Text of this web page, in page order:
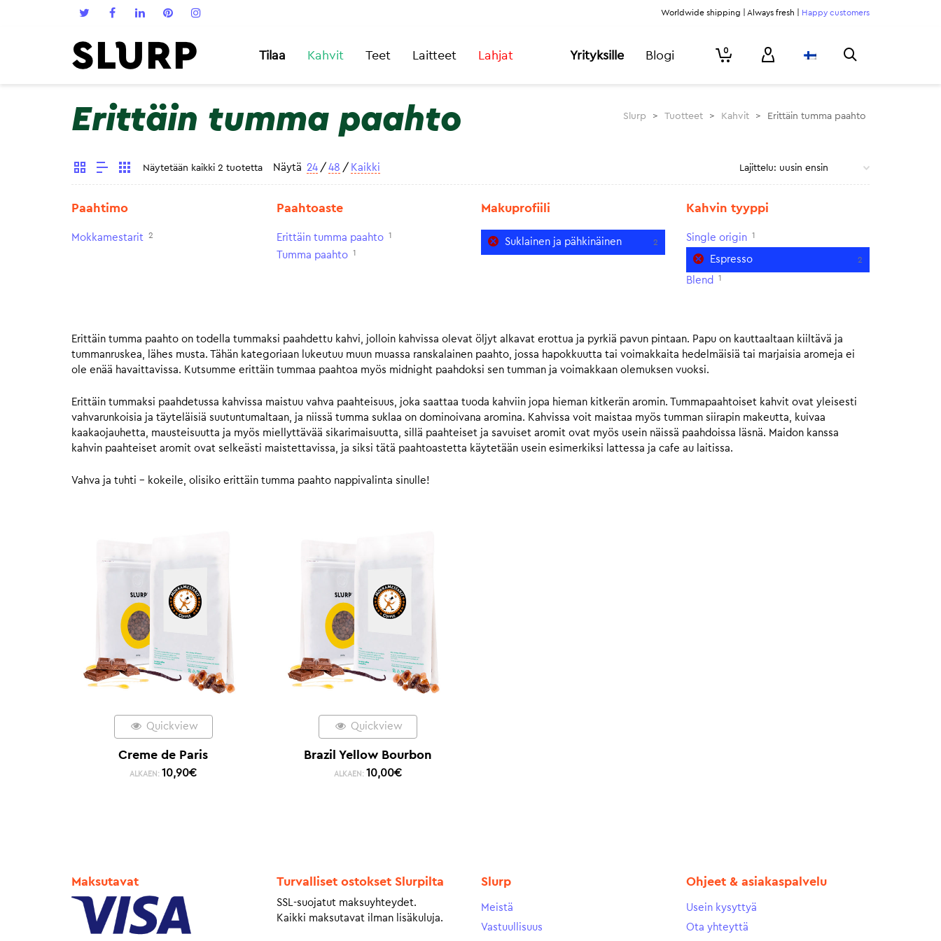
Worldwide shipping | Always fresh | Happy customers
Tilaa Kahvit Teet Laitteet Lahjat Yrityksille Blogi 0
Erittäin tumma paahto Slurp > Tuotteet > Kahvit > Erittäin tumma paahto
Näytetään kaikki 2 tuotetta Näytä 24 / 48 / Kaikki
Paahtimo
Mokkamestarit 2
Paahtoaste
Erittäin tumma paahto 1
Tumma paahto 1
Makuprofiili
Suklainen ja pähkinäinen 2
Kahvin tyyppi
Single origin 1
Espresso 2
Blend 1
Erittäin tumma paahto on todella tummaksi paahdettu kahvi, jolloin kahvissa olevat öljyt alkavat erottua ja pyrkiä pavun pintaan. Papu on kauttaaltaan kiiltävä ja
tummanruskea, lähes musta. Tähän kategoriaan lukeutuu muun muassa ranskalainen paahto, jossa hapokkuutta tai voimakkaita hedelmäisiä tai marjaisia aromeja ei
ole enää havaittavissa. Kutsumme erittäin tummaa paahtoa myös midnight paahdoksi sen tumman ja voimakkaan olemuksen vuoksi.
Erittäin tummaksi paahdetussa kahvissa maistuu vahva paahteisuus, joka saattaa tuoda kahviin jopa hieman kitkerän aromin. Tummapaahtoiset kahvit ovat yleisesti
vahvarunkoisia ja täyteläisiä suutuntumaltaan, ja niissä tumma suklaa on dominoivana aromina. Kahvissa voit maistaa myös tumman siirapin makeutta, kuivaa
kaakaojauhetta, mausteisuutta ja myös miellyttävää sikarimaisuutta, sillä paahteiset ja savuiset aromit ovat myös usein näissä paahdoissa läsnä. Maidon kanssa
kahvin paahteiset aromit ovat selkeästi maistettavissa, ja siksi tätä paahtoastetta käytetään usein esimerkiksi lattessa ja cafe au laitissa.
Vahva ja tuhti – kokeile, olisiko erittäin tumma paahto nappivalinta sinulle!
Quickview
Creme de Paris
ALKAEN: 10,90€
Quickview
Brazil Yellow Bourbon
ALKAEN: 10,00€
Maksutavat Turvalliset ostokset Slurpilta
SSL-suojatut maksuyhteydet.
Kaikki maksutavat ilman lisäkuluja.
Slurp
Meistä
Vastuullisuus
Ohjeet & asiakaspalvelu
Usein kysyttyä
Ota yhteyttä